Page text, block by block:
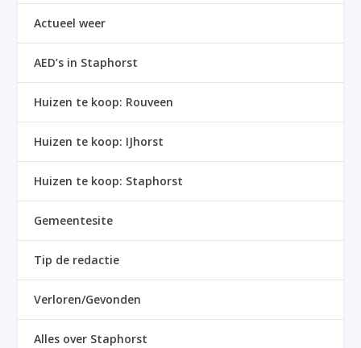
Actueel weer
AED’s in Staphorst
Huizen te koop: Rouveen
Huizen te koop: IJhorst
Huizen te koop: Staphorst
Gemeentesite
Tip de redactie
Verloren/Gevonden
Alles over Staphorst